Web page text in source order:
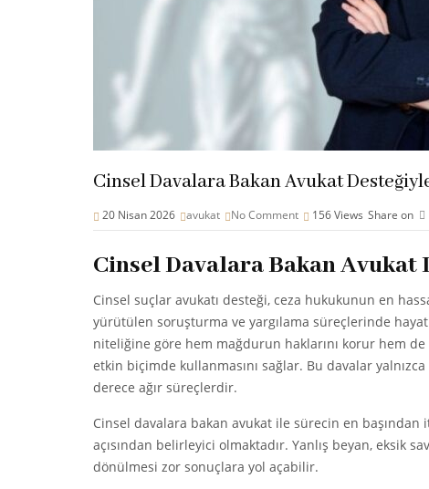
Cinsel Davalara Bakan Avukat
20 Nisan 2026 avukat No Comment 156Views Share on
Cinsel Davalara Bakan
Cinsel suçlar avukatı desteği, ceza hukukunun en
yürütülen soruşturma ve yargılama süreçlerinde
niteliğine göre hem mağdurun haklarını korur hem de
etkin biçimde kullanmasını sağlar. Bu davalar
derece ağır süreçlerdir.
Cinsel davalara bakan avukat ile sürecin en
açısından belirleyici olmaktadır. Yanlış beyan, eksik
dönülmesi zor sonuçlara yol açabilir.